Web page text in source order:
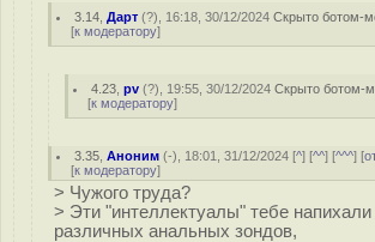
3.14 ,Дарт (?), 16:18, 30/12/2024Скрыто ботом-
[к модератору]
4.23 ,pv (?), 19:55, 30/12/2024Скрыто ботом-
[к модератору]
3.35 ,Аноним (-), 18:01, 31/12/2024 [^] [^^] [^^^] [
[к модератору]
> Чужого труда?
> Эти "интеллектуалы" тебе
различных анальных зондов,